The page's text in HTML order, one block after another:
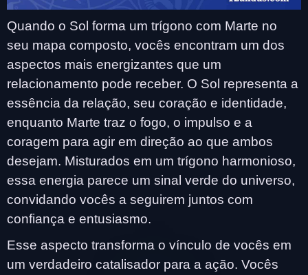
Quando o Sol forma um trígono com Marte no
seu mapa composto, vocês encontram um dos
aspectos mais energizantes que um
relacionamento pode receber. O Sol representa a
essência da relação, seu coração e identidade,
enquanto Marte traz o fogo, o impulso e a
coragem para agir em direção ao que ambos
desejam. Misturados em um trígono harmonioso,
essa energia parece um sinal verde do universo,
convidando vocês a seguirem juntos com
confiança e entusiasmo.
Esse aspecto transforma o vínculo de vocês em
um verdadeiro catalisador para a ação. Vocês